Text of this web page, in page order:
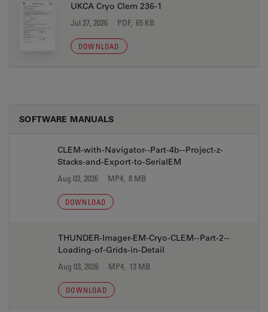
UKCA Cryo Clem 236-1
Jul 27, 2026 PDF, 65 KB
DOWNLOAD
SOFTWARE MANUALS
CLEM-with-Navigator--Part-4b--Project-z-
Stacks-and-Export-to-SerialEM
Aug 03, 2026 MP4, 8 MB
DOWNLOAD
THUNDER-Imager-EM-Cryo-CLEM--Part-2--
Loading-of-Grids-in-Detail
Aug 03, 2026 MP4, 13 MB
DOWNLOAD